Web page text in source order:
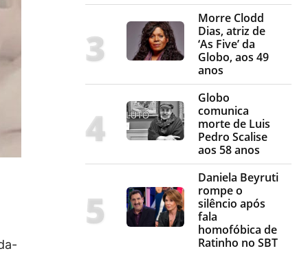
Morre Clodd
Dias, atriz de
‘As Five’ da
Globo, aos 49
anos
Globo
comunica
morte de Luis
Pedro Scalise
aos 58 anos
Daniela Beyruti
rompe o
silêncio após
fala
homofóbica de
Ratinho no SBT